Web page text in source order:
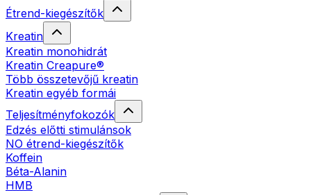
Étrend-kiegészítők
Kreatin
Kreatin monohidrát
Kreatin Creapure®
Több összetevőjű kreatin
Kreatin egyéb formái
Teljesítményfokozók
Edzés előtti stimulánsok
NO étrend-kiegészítők
Koffein
Béta-Alanin
HMB